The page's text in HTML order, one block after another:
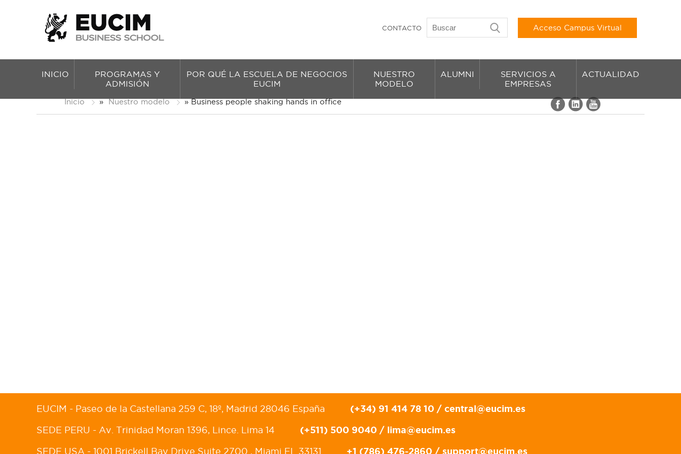
CONTACTO Acceso Campus Virtual
INICIO
PROGRAMAS Y
ADMISIÓN
POR QUÉ LA ESCUELA DE NEGOCIOS
EUCIM
NUESTRO
MODELO
ALUMNI
SERVICIOS A
EMPRESAS
ACTUALIDAD
Inicio » Nuestro modelo »Business people shaking hands in office
EUCIM - Paseo de la Castellana 259 C, 18º, Madrid 28046 España (+34) 91 414 78 10 / central@eucim.es
SEDE PERU - Av. Trinidad Moran 1396, Lince. Lima 14 (+511) 500 9040 / lima@eucim.es
SEDE USA - 1001 Brickell Bay Drive Suite 2700 , Miami FL 33131 +1 (786) 476-2860 / support@eucim.es